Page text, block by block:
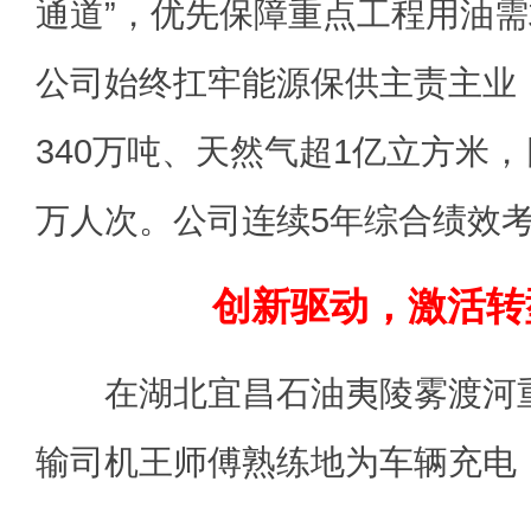
通道”，优先保障重点工程用油
公司始终扛牢能源保供主责主业
340万吨、天然气超1亿立方米
万人次。公司连续5年综合绩效
创新驱动，激活
在湖北宜昌石油夷陵雾渡河
输司机王师傅熟练地为车辆充电